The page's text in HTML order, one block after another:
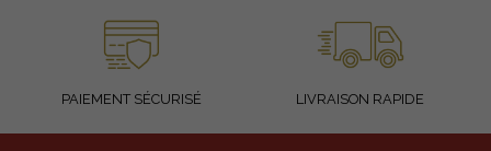
PAIEMENT SÉCURISÉ LIVRAISON RAPIDE